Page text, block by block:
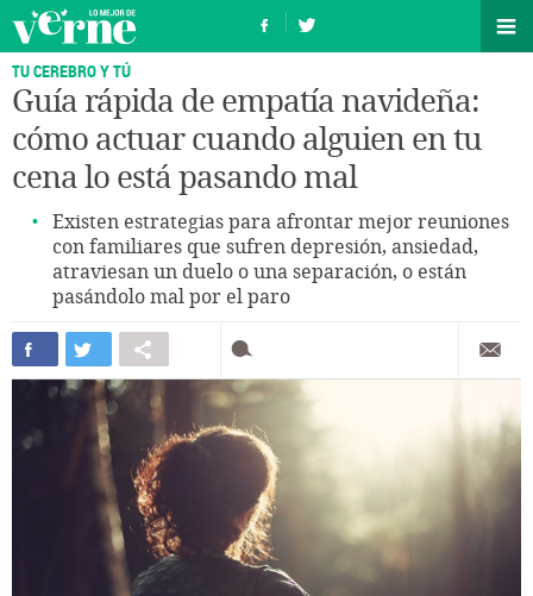
TU CEREBRO Y TÚ
Guía rápida de empatía navideña:
cómo actuar cuando alguien en tu
cena lo está pasando mal
Existen estrategias para afrontar mejor reuniones
con familiares que sufren depresión, ansiedad,
atraviesan un duelo o una separación, o están
pasándolo mal por el paro